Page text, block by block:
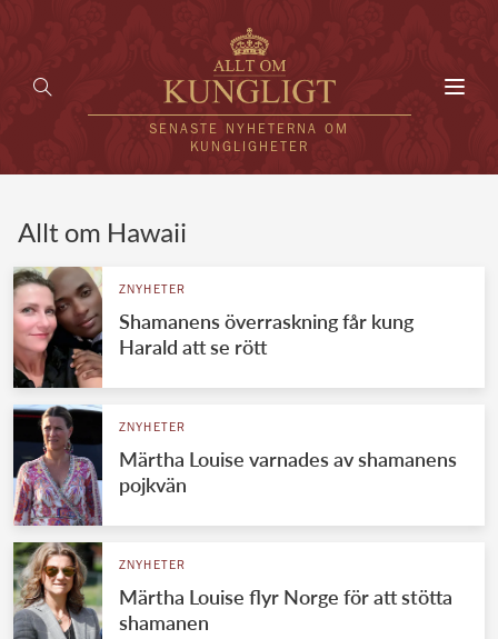
SENASTE NYHETERNA OM
KUNGLIGHETER
UTLÄNDSKT
VÄRLDENS KUNGAHUS
Svenska kungahuset
Brittiska kungahuset
Danska kungahuset
Spanska kungahuset
Allt om Hawaii
ZNYHETER
Shamanens överraskning får kung
Harald att se rött
ZNYHETER
Märtha Louise varnades av shamanens
pojkvän
ZNYHETER
Märtha Louise flyr Norge för att stötta
shamanen